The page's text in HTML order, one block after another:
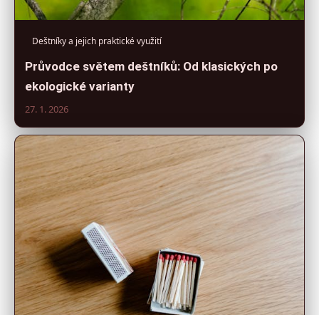
Deštníky a jejich praktické využití
Průvodce světem deštníků: Od klasických po
ekologické varianty
27. 1. 2026